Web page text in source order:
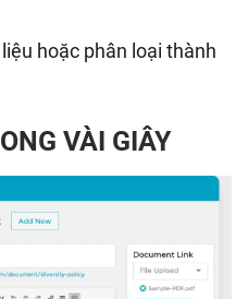
hoặc phân loại thành
VÀI GIÂY